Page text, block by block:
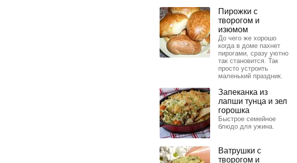
Пирожки с
творогом и
изюмом
До чего же хорошо
когда в доме пахнет
пирогами, сразу уютно
так становится. Так
просто устроить
маленький праздник.
Запеканка из
лапши тунца и зел
горошка
Быстрое семейное
блюдо для ужина.
Ватрушки с
творогом и